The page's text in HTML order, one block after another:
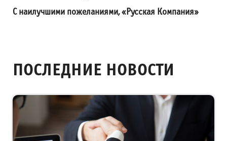
С наилучшими пожеланиями, «Русская Компания»
ПОСЛЕДНИЕ НОВОСТИ